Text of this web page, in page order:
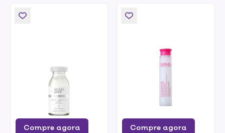
Compre agora Compre agora